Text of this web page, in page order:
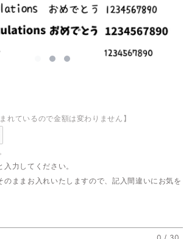
れているので金額は変わりません】
。
力してください。
のままお入れいたしますので、記入間違いにお気を